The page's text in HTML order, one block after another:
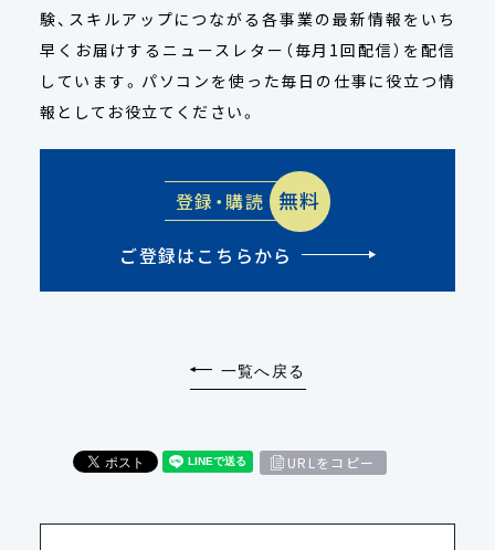
験、スキルアップにつながる各事業の最新情報をいち
早くお届けするニュースレター（毎月1回配信）を配信
しています。パソコンを使った毎日の仕事に役立つ情
報としてお役立てください。
登録・購読 無料
ご登録はこちらから
一覧へ戻る
URLをコピー